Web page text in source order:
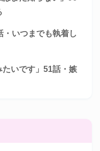
・いつまでも執着し
たいです」51話・嫉